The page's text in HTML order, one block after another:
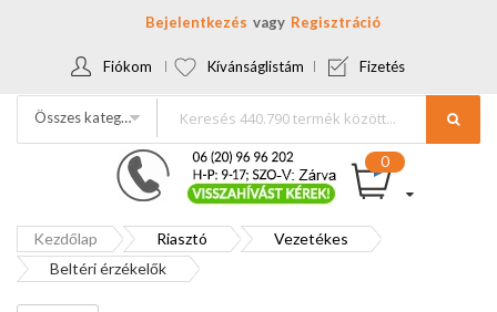
Bejelentkezés Regisztráció
Fiókom Kívánságlistám Fizetés
Összes kategória
Kezdőlap Riasztó
Vezetékes
Beltéri érzékelők